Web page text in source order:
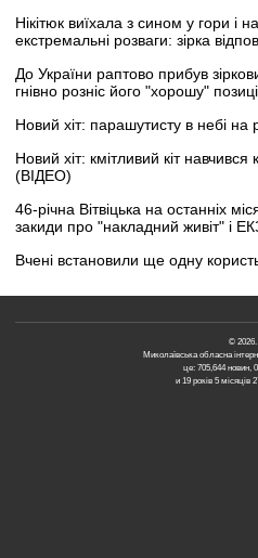
Нікітюк виїхала з сином у гори і
екстремальні розваги: зірка
До України раптово прибув
гнівно розніс його "хорошу"
Новий хіт: парашутисту в небі
Новий хіт: кмітливий кіт
(ВІДЕО)
46-річна Вітвіцька на останніх
закиди про "накладний живіт" і
Вчені встановили ще одну
© 2026.
Миколаївська обласна
це: 705,644 новин,
и 19 років 5 місяців